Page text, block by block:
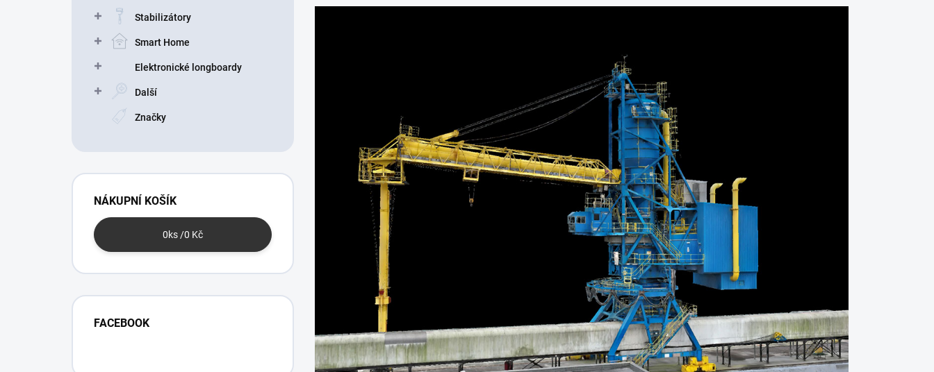
Stabilizátory
Smart Home
Elektronické longboardy
Další
Značky
NÁKUPNÍ KOŠÍK
0ks /0 Kč
FACEBOOK